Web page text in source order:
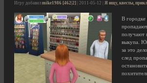
Игру добавил mike1986 [462|2] | 2011-05-12 | Я ищу, квесты,
В городке
получают
выкупа.
за это
след